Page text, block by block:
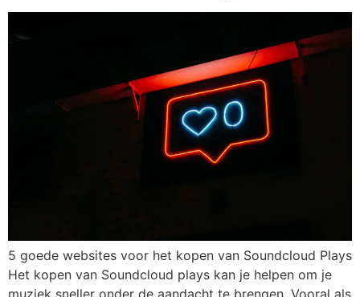
5 goede websites voor het kopen van Soundcloud Plays
Het kopen van Soundcloud plays kan je helpen om je